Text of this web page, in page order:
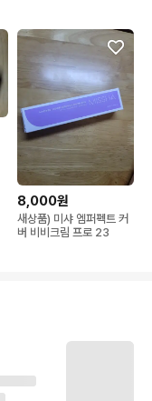
8,000원
새상품) 미샤 엠퍼펙트 커
버 비비크림 프로 23